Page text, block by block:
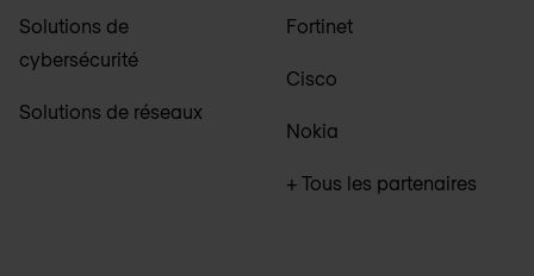
Solutions de
cybersécurité
Solutions de réseaux
Fortinet
Cisco
Nokia
+ Tous les partenaires